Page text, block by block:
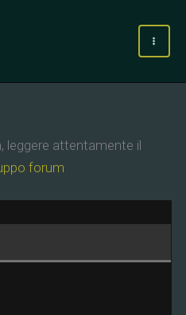
leggere attentamente il
forum